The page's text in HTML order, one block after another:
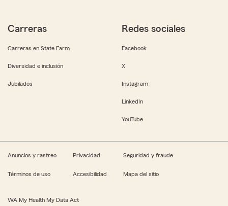
Carreras
Carreras en State Farm
Diversidad e inclusión
Jubilados
Redes sociales
Facebook
X
Instagram
LinkedIn
YouTube
Anuncios y rastreo Privacidad Seguridad y fraude
Términos de uso Accesibilidad Mapa del sitio
WA My Health My Data Act